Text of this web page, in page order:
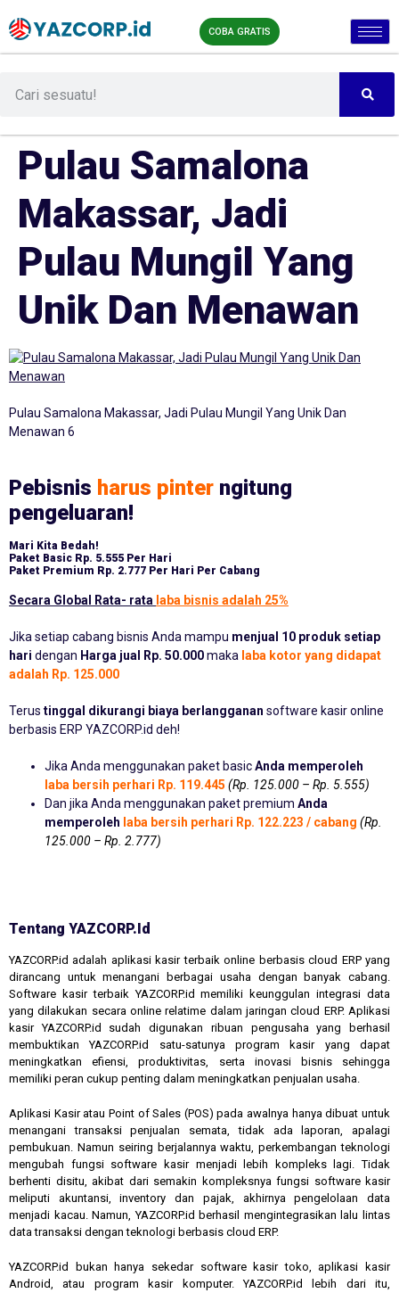
COBA GRATIS
Pulau Samalona
Makassar, Jadi
Pulau Mungil Yang
Unik Dan Menawan
Pulau Samalona Makassar, Jadi Pulau Mungil Yang Unik Dan
Menawan 6
Pebisnis harus pinter ngitung
pengeluaran!
Mari Kita Bedah!
Paket Basic Rp. 5.555 Per Hari
Paket Premium Rp. 2.777 Per Hari Per Cabang
Secara Global Rata- rata laba bisnis adalah 25%
Jika setiap cabang bisnis Anda mampu menjual 10 produk setiap
hari dengan Harga jual Rp. 50.000maka laba kotor yang didapat
adalah Rp. 125.000
Terus tinggal dikurangi biaya berlangganan software kasir online
berbasis ERP YAZCORP.id deh!
Jika Anda menggunakan paket basicAnda memperoleh
laba bersih perhari Rp. 119.445 (Rp. 125.000 – Rp. 5.555)
Dan jika Anda menggunakan paket premium Anda
memperoleh laba bersih perhari Rp. 122.223 / cabang (Rp.
125.000 – Rp. 2.777)
Tentang YAZCORP.id
YAZCORP.id adalah aplikasi kasir terbaik online berbasis cloud ERP yang
dirancang untuk menangani berbagai usaha dengan banyak cabang.
Software kasir terbaik YAZCORP.id memiliki keunggulan integrasi data
yang dilakukan secara online relatime dalam jaringan cloud ERP. Aplikasi
kasir YAZCORP.id sudah digunakan ribuan pengusaha yang berhasil
membuktikan YAZCORP.id satu-satunya program kasir yang dapat
meningkatkan efiensi, produktivitas, serta inovasi bisnis sehingga
memiliki peran cukup penting dalam meningkatkan penjualan usaha.
Aplikasi Kasir atau Point of Sales (POS) pada awalnya hanya dibuat untuk
menangani transaksi penjualan semata, tidak ada laporan, apalagi
pembukuan. Namun seiring berjalannya waktu, perkembangan teknologi
mengubah fungsi software kasir menjadi lebih kompleks lagi. Tidak
berhenti disitu, akibat dari semakin kompleksnya fungsi software kasir
meliputi akuntansi, inventory dan pajak, akhirnya pengelolaan data
menjadi kacau. Namun, YAZCORP.id berhasil mengintegrasikan lalu lintas
data transaksi dengan teknologi berbasis cloud ERP.
YAZCORP.id bukan hanya sekedar software kasir toko, aplikasi kasir
Android, atau program kasir komputer. YAZCORP.id lebih dari itu,